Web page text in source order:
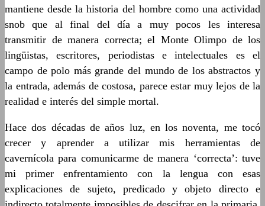
mantiene desde la historia del hombre como una actividad
snob que al final del día a muy pocos les interesa
transmitir de manera correcta; el Monte Olimpo de los
lingüistas, escritores, periodistas e intelectuales es el
campo de polo más grande del mundo de los abstractos y
la entrada, además de costosa, parece estar muy lejos de la
realidad e interés del simple mortal.
Hace dos décadas de años luz, en los noventa, me tocó
crecer y aprender a utilizar mis herramientas de
cavernícola para comunicarme de manera ‘correcta’: tuve
mi primer enfrentamiento con la lengua con esas
explicaciones de sujeto, predicado y objeto directo e